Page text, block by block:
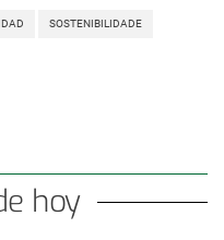
SOSTENIBILIDADE
hoy